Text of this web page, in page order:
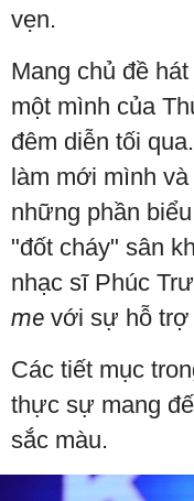
vẹn.
Mang chủ đề
một mình của
đêm diễn tối
làm mới mình
những phần
"đốt cháy" sân
nhạc sĩ Phúc
me với sự hỗ trợ
Các tiết mục
thực sự mang
sắc màu.